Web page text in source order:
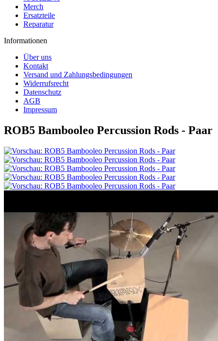
Merch
Ersatzteile
Reparatur
Informationen
Über uns
Kontakt
Versand und Zahlungsbedingungen
Widerrufsrecht
Datenschutz
AGB
Impressum
ROB5 Bambooleo Percussion Rods - Paar